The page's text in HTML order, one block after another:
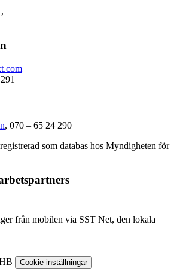
, 070 – 65 24 290
som databas hos Myndigheten för
från mobilen via SST Net, den lokala
Cookie inställningar